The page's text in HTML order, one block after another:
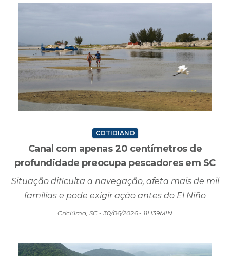
Criciúma, SC - 30/06/2026 - 14H23MIN
COTIDIANO
Canal com apenas 20 centímetros de
profundidade preocupa pescadores em SC
Situação dificulta a navegação, afeta mais de mil
Criciúma, SC - 30/06/2026 - 11H39MIN